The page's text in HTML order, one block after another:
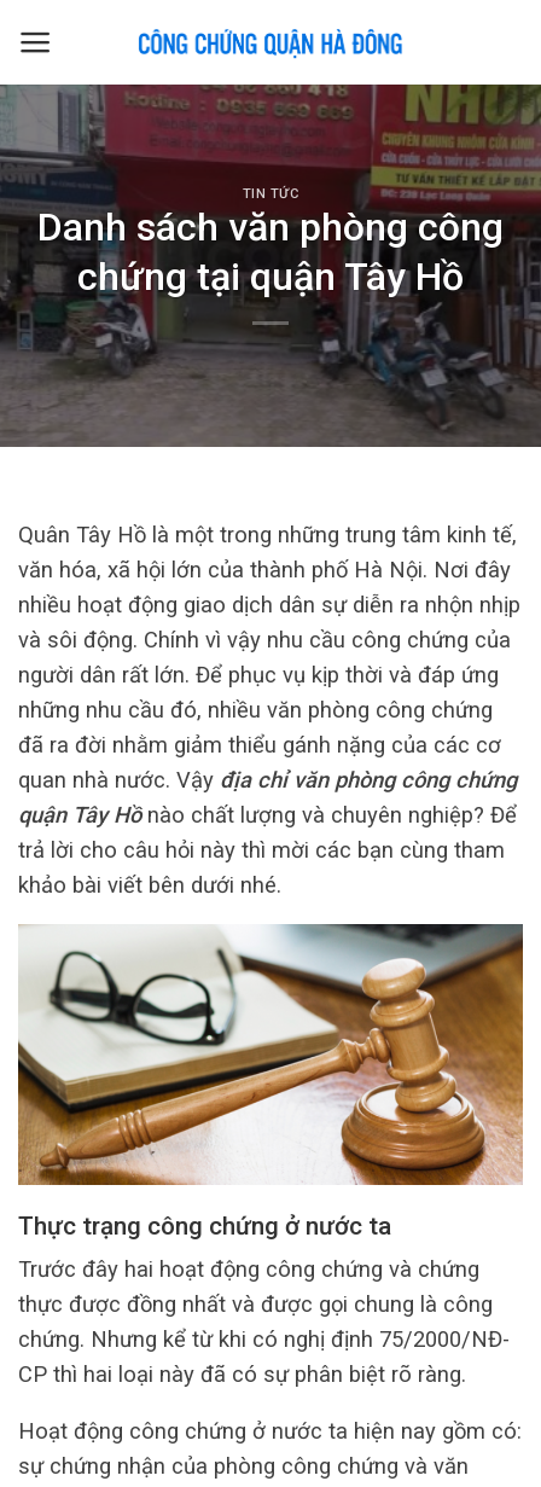
TIN TỨC
Danh sách văn phòng công
chứng tại quận Tây Hồ
Quân Tây Hồ là một trong những trung tâm kinh tế,
văn hóa, xã hội lớn của thành phố Hà Nội. Nơi đây
nhiều hoạt động giao dịch dân sự diễn ra nhộn nhịp
và sôi động. Chính vì vậy nhu cầu công chứng của
người dân rất lớn. Để phục vụ kịp thời và đáp ứng
những nhu cầu đó, nhiều văn phòng công chứng
đã ra đời nhằm giảm thiểu gánh nặng của các cơ
quan nhà nước. Vậy địa chỉ văn phòng công chứng
quận Tây Hồnào chất lượng và chuyên nghiệp? Để
trả lời cho câu hỏi này thì mời các bạn cùng tham
khảo bài viết bên dưới nhé.
Thực trạng công chứng ở nước ta
Trước đây hai hoạt động công chứng và chứng
thực được đồng nhất và được gọi chung là công
chứng. Nhưng kể từ khi có nghị định 75/2000/NĐ-
CP thì hai loại này đã có sự phân biệt rõ ràng.
Hoạt động công chứng ở nước ta hiện nay gồm có:
sự chứng nhận của phòng công chứng và văn